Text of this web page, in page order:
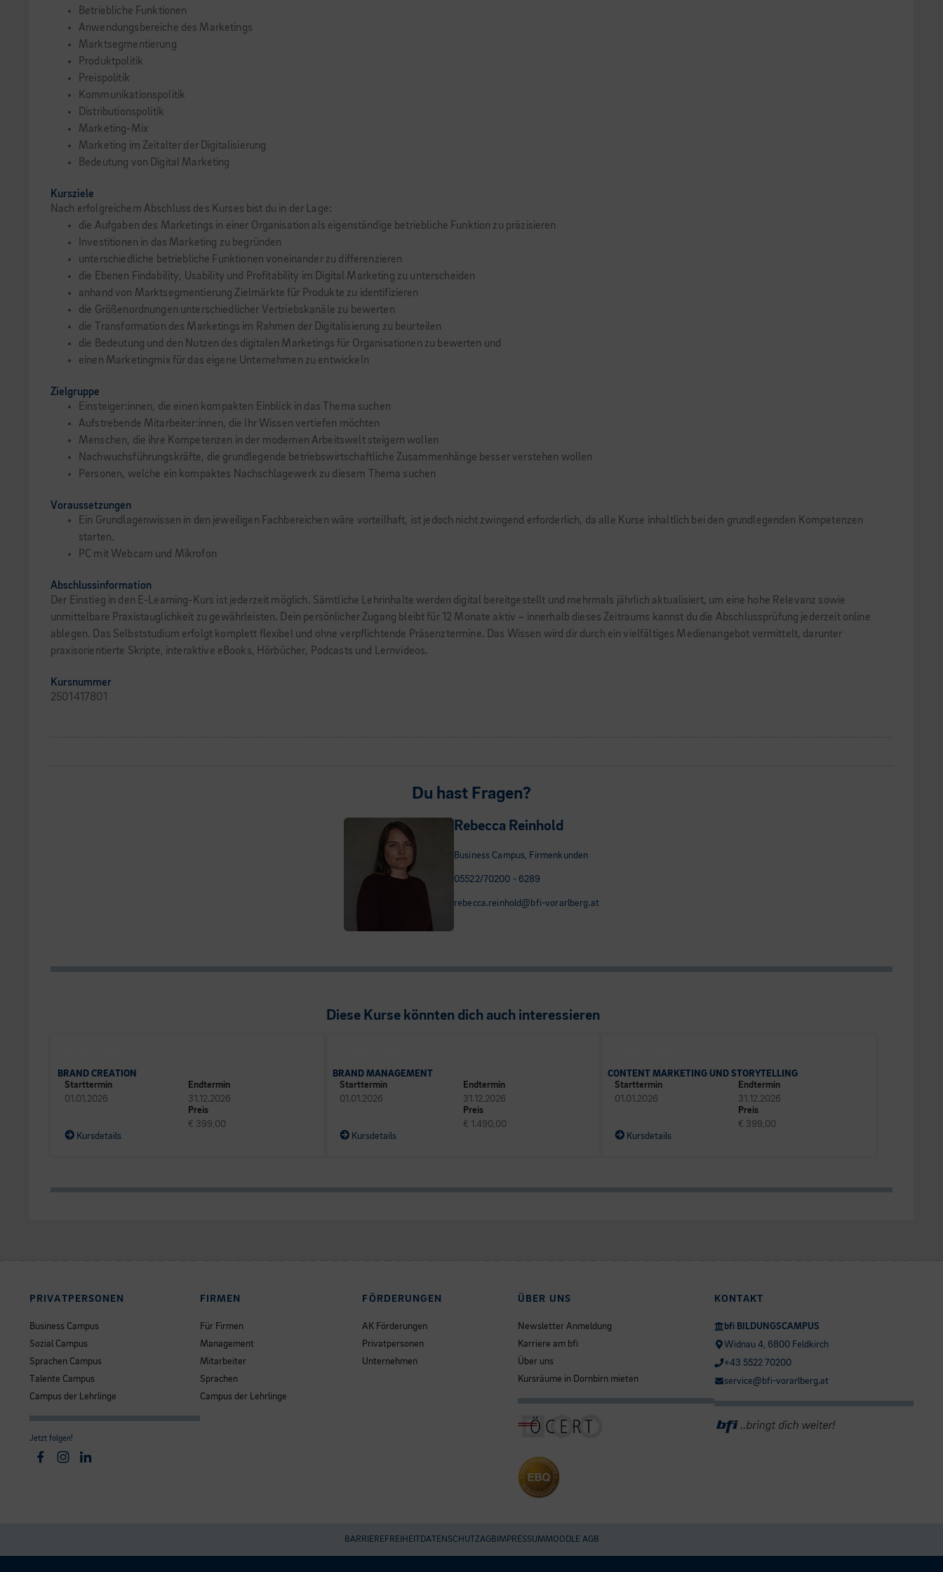
Betriebliche Funktionen
Anwendungsbereiche des Marketings
Marktsegmentierung
Produktpolitik
Preispolitik
Kommunikationspolitik
Distributionspolitik
Marketing-Mix
Marketing im Zeitalter der Digitalisierung
Bedeutung von Digital Marketing
Kursziele
Nach erfolgreichem Abschluss des Kurses bist du in der Lage:
die Aufgaben des Marketings in einer Organisation als eigenständige betriebliche Funktion zu präzisieren
Investitionen in das Marketing zu begründen
unterschiedliche betriebliche Funktionen voneinander zu differenzieren
die Ebenen Findability, Usability und Profitability im Digital Marketing zu unterscheiden
anhand von Marktsegmentierung Zielmärkte für Produkte zu identifizieren
die Größenordnungen unterschiedlicher Vertriebskanäle zu bewerten
die Transformation des Marketings im Rahmen der Digitalisierung zu beurteilen
die Bedeutung und den Nutzen des digitalen Marketings für Organisationen zu bewerten und
einen Marketingmix für das eigene Unternehmen zu entwickeln
Zielgruppe
Einsteiger:innen, die einen kompakten Einblick in das Thema suchen
Aufstrebende Mitarbeiter:innen, die Ihr Wissen vertiefen möchten
Menschen, die ihre Kompetenzen in der modernen Arbeitswelt steigern wollen
Nachwuchsführungskräfte, die grundlegende betriebswirtschaftliche Zusammenhänge besser verstehen wollen
Personen, welche ein kompaktes Nachschlagewerk zu diesem Thema suchen
Voraussetzungen
Ein Grundlagenwissen in den jeweiligen Fachbereichen wäre vorteilhaft, ist jedoch nicht zwingend erforderlich, da alle Kurse inhaltlich bei den grundlegenden Kompetenzen
starten.
PC mit Webcam und Mikrofon
Abschlussinformation
Der Einstieg in den E-Learning-Kurs ist jederzeit möglich. Sämtliche Lehrinhalte werden digital bereitgestellt und mehrmals jährlich aktualisiert, um eine hohe Relevanz sowie
unmittelbare Praxistauglichkeit zu gewährleisten. Dein persönlicher Zugang bleibt für 12 Monate aktiv – innerhalb dieses Zeitraums kannst du die Abschlussprüfung jederzeit online
ablegen. Das Selbststudium erfolgt komplett flexibel und ohne verpflichtende Präsenztermine. Das Wissen wird dir durch ein vielfältiges Medienangebot vermittelt, darunter
praxisorientierte Skripte, interaktive eBooks, Hörbücher, Podcasts und Lernvideos.
Kursnummer
2501417801
Du hast Fragen?
Rebecca Reinhold
Business Campus, Firmenkunden
05522/70200 - 6289
rebecca.reinhold@bfi-vorarlberg.at
Diese Kurse könnten dich auch interessieren
BRAND CREATION
Starttermin
01.01.2026
Endtermin
31.12.2026
Preis
€ 399,00
Kursdetails
BRAND MANAGEMENT
Starttermin
01.01.2026
Endtermin
31.12.2026
Preis
€ 1.490,00
Kursdetails
CONTENT MARKETING UND STORYTELLING
Starttermin
01.01.2026
Endtermin
31.12.2026
Preis
€ 399,00
Kursdetails
PRIVATPERSONEN
Business Campus
Sozial Campus
Sprachen Campus
Talente Campus
Campus der Lehrlinge
Jetzt folgen!
Facebook
Instagram
Linkedin
FIRMEN
Für Firmen
Management
Mitarbeiter
Sprachen
Campus der Lehrlinge
FÖRDERUNGEN
AK Förderungen
Privatpersonen
Unternehmen
ÜBER UNS
Newsletter Anmeldung
Karriere am bfi
Über uns
Kursräume in Dornbirn mieten
KONTAKT
bfi BILDUNGSCAMPUS
Widnau 4, 6800 Feldkirch
+43 5522 70200
service@bfi-vorarlberg.at
BARRIEREFREIHEITDATENSCHUTZAGB IMPRESSUMMOODLE AGB